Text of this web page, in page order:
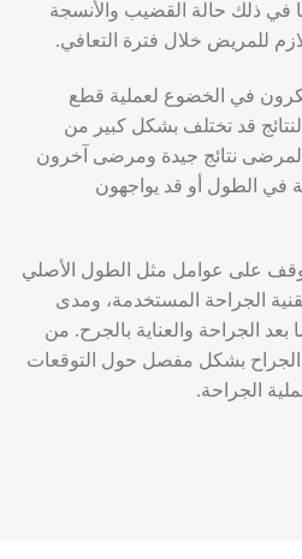
في ذلك حالة القضيب والأنسجة
للمريض خلال فترة التعافي.
في الخضوع لعملية قطع
قد تختلف بشكل كبير من
نتائج جيدة ومرضى آخرون
في الطول أو قد يواجهون
على عوامل مثل الطول الأصلي
الجراحة المستخدمة، ومدى
بعد الجراحة والعناية بالجرح. من
بشكل مفصل حول التوقعات
الجراحة.